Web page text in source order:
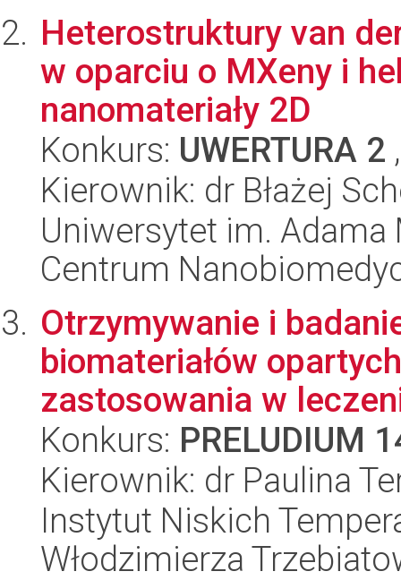
Heterostruktury van
w oparciu o MXeny i
nanomateriały 2D
Konkurs: UWERTURA 2
Kierownik: dr Błażej
Uniwersytet im.
Centrum
Otrzymywanie i
biomateriałów
zastosowania w
Konkurs: PRELUDIUM
Kierownik: dr Paulina
Instytut Niskich
Włodzimierza